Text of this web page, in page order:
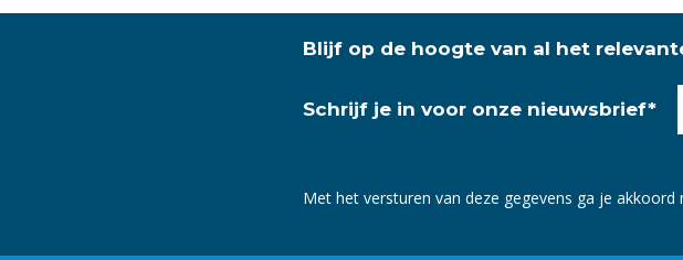
Blijf op de hoogte van al het
Schrijf je in voor onze nieuwsbrief*
Met het versturen van deze gegevens ga je